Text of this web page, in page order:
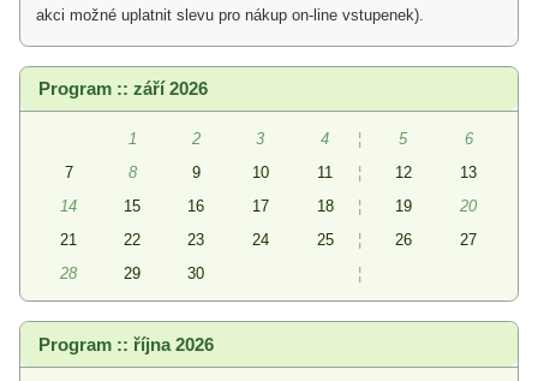
akci možné uplatnit slevu pro nákup on-line vstupenek).
Program :: září 2026
1 2 3 4 ¦ 5
6
7
8 9 10 11 ¦ 12
13
14
15 16 17 18 ¦ 19
20
21
22 23 24 25 ¦ 26
27
28
29 30 ¦
Program :: října 2026